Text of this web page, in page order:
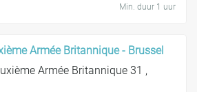
Min. duur 1 uur
Armée Britannique - Brussel
Armée Britannique 31 ,